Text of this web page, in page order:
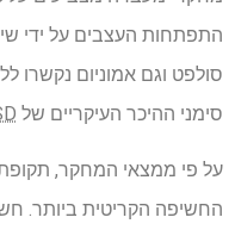
התפתחות העצבים על ידי
סולפט וגם אמוניום נקשרו
סימני ההיכר העיקריים של
על פי ממצאי המחקר,
החשיפה הקריטית ביותר.